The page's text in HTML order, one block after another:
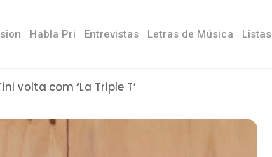
Habla Pri Entrevistas Letras de Música Listas
volta com ‘La Triple T’